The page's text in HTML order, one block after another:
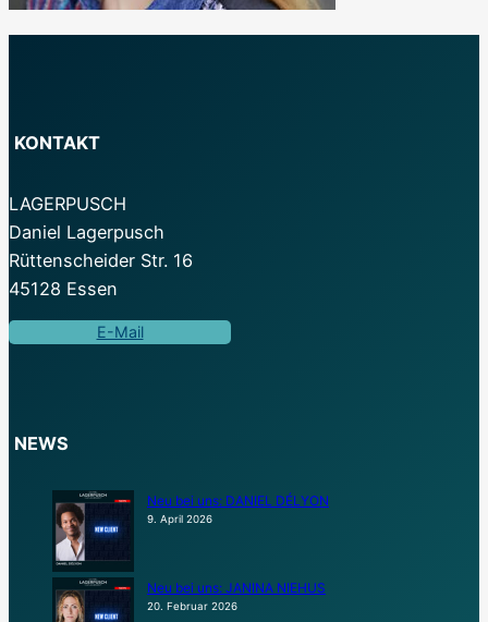
KONTAKT
LAGERPUSCH
Daniel Lagerpusch
Rüttenscheider Str. 16
45128 Essen
E-Mail
NEWS
Neu bei uns: DANIEL DÉLYON
9. April 2026
Neu bei uns: JANINA NIEHUS
20. Februar 2026